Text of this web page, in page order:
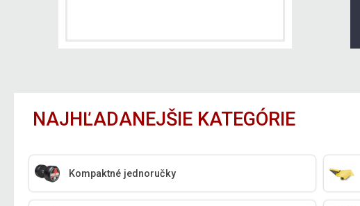
NAJHĽADANEJŠIE KATEGÓRIE
Kompaktné jednoručky